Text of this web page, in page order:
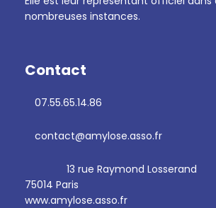
nombreuses instances.
Contact
07.55.65.14.86
contact@amylose.asso.fr
13 rue Raymond Losserand
75014 Paris
www.amylose.asso.fr